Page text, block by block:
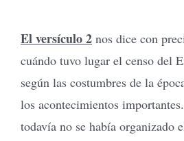
El versículo 2 nos dice con
cuándo tuvo lugar el censo del
según las costumbres de la
los acontecimientos
todavía no se había organizado